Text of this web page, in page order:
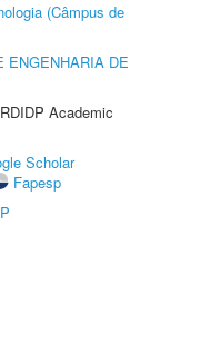
(Câmpus de
ENGENHARIA DE
Academic
Scholar
Fapesp